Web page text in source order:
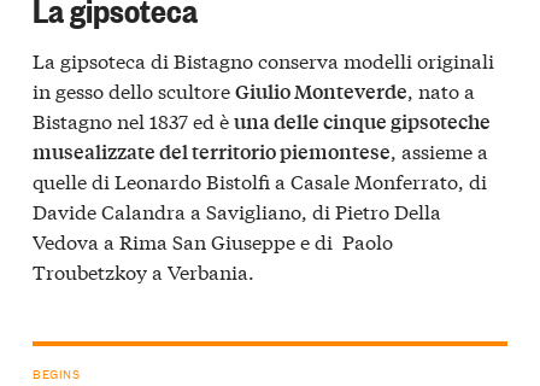
La gipsoteca di Bistagno conserva modelli originali
in gesso dello scultoreGiulio Monteverde, nato a
Bistagno nel 1837 ed èuna delle cinque gipsoteche
musealizzate del territorio piemontese, assieme a
quelle di Leonardo Bistolfi a Casale Monferrato, di
Davide Calandra a Savigliano, di Pietro Della
Vedova a Rima San Giuseppe e di Paolo
Troubetzkoy a Verbania.
BEGINS